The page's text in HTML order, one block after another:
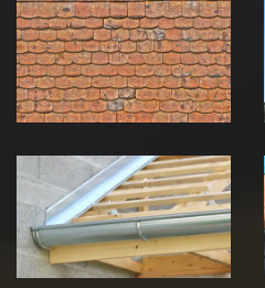
démoussage de
toiture 39
Jura
Pose de
Chéneau 39
Jura